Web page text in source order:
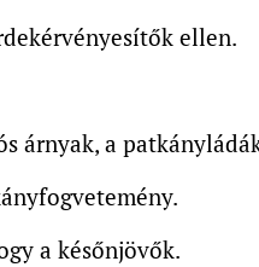
ellen.
árnyak, a
a későnjövők.